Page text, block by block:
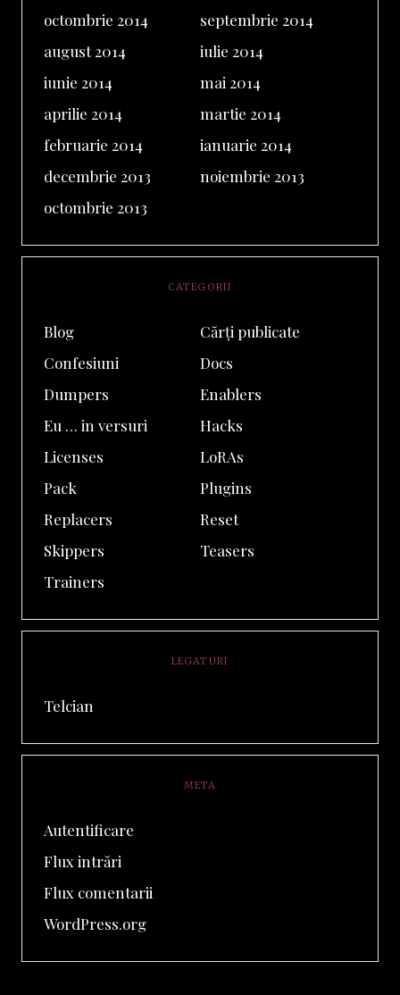
octombrie 2014
septembrie 2014
august 2014
iulie 2014
iunie 2014
mai 2014
aprilie 2014
martie 2014
februarie 2014
ianuarie 2014
decembrie 2013
noiembrie 2013
octombrie 2013
CATEGORII
Blog
Cărți publicate
Confesiuni
Docs
Dumpers
Enablers
Eu … in versuri
Hacks
Licenses
LoRAs
Pack
Plugins
Replacers
Reset
Skippers
Teasers
Trainers
LEGATURI
Telcian
META
Autentificare
Flux intrări
Flux comentarii
WordPress.org